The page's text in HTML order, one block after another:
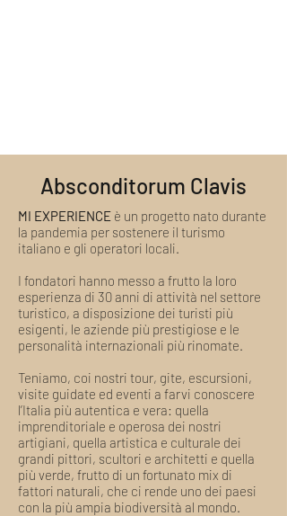
soluzione di pagamento in loco, per
ospiti, eliminando l'attesa del rimborso.
Absconditorum Clavis
MI EXPERIENCE è un progetto nato durante
la pandemia per sostenere il turismo
italiano e gli operatori locali.
I fondatori hanno messo a frutto la loro
esperienza di 30 anni di attività nel settore
turistico, a disposizione dei turisti più
esigenti, le aziende più prestigiose e le
personalità internazionali più rinomate.
Teniamo, coi nostri tour, gite, escursioni,
visite guidate ed eventi a farvi conoscere
l’Italia più autentica e vera: quella
imprenditoriale e operosa dei nostri
artigiani, quella artistica e culturale dei
grandi pittori, scultori e architetti e quella
più verde, frutto di un fortunato mix di
fattori naturali, che ci rende uno dei paesi
con la più ampia biodiversità al mondo.